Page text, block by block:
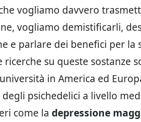
vogliamo davvero
vogliamo demistificarli,
e parlare dei benefici per la
ricerche su queste sostanze
in America ed
psichedelici a livello
come la depressione